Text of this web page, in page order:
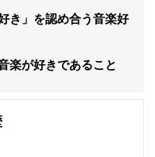
き」を認め合う音楽好
楽が好きであること